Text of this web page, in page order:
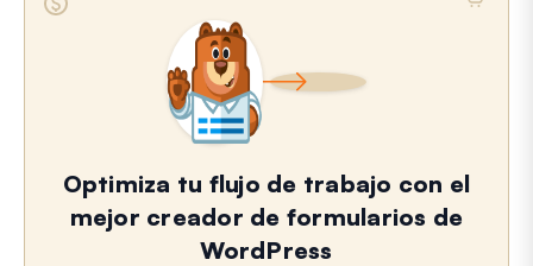
Optimiza tu flujo de trabajo con el
mejor creador de formularios de
WordPress